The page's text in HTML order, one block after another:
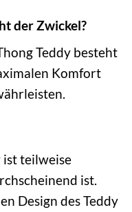
der Zwickel?
Teddy besteht
Komfort
ist teilweise
ist.
Design des Teddy